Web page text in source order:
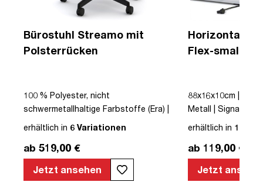
Bürostuhl Streamo mit
Polsterrücken
100 % Polyester, nicht
schwermetallhaltige Farbstoffe (Era) |
Schwarz | Drehstuhl | Polsterrücken |
Höhenverstellbar | Verstellbare
Armlehnen | Verstellbare Rückenlehne |
Belastbar bis 120kg | Textil | Schwarz |
erhältlich in 6 Variationen
ab 519,00 €
Jetzt ansehen
Horizontaler
Flex-small +
88x16x10cm |
Metall | Signalweiß
erhältlich in 12
ab 119,00 €
Jetzt